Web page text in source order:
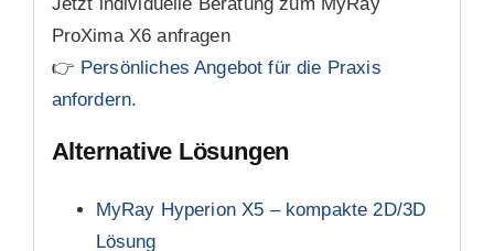
Jetzt individuelle Beratung zum MyRay
ProXima X6 anfragen
👉 Persönliches Angebot für die Praxis
anfordern.
Alternative Lösungen
MyRay Hyperion X5 – kompakte 2D/3D
Lösung